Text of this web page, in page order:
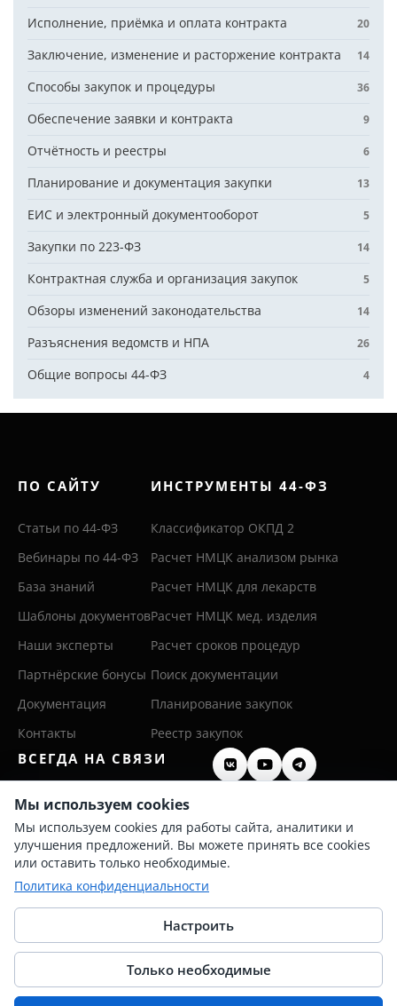
Исполнение, приёмка и оплата контракта 20
Заключение, изменение и расторжение контракта 14
Способы закупок и процедуры 36
Обеспечение заявки и контракта 9
Отчётность и реестры 6
Планирование и документация закупки 13
ЕИС и электронный документооборот 5
Закупки по 223-ФЗ 14
Контрактная служба и организация закупок 5
Обзоры изменений законодательства 14
Разъяснения ведомств и НПА 26
Общие вопросы 44-ФЗ 4
ПО САЙТУ
Статьи по 44-ФЗ
Вебинары по 44-ФЗ
База знаний
Шаблоны документов
Наши эксперты
Партнёрские бонусы
Документация
Контакты
ИНСТРУМЕНТЫ 44-ФЗ
Классификатор ОКПД 2
Расчет НМЦК анализом рынка
Расчет НМЦК для лекарств
Расчет НМЦК мед. изделия
Расчет сроков процедур
Поиск документации
Планирование закупок
Реестр закупок
ВСЕГДА НА СВЯЗИ
8 (800) 600 26 50
8 (342) 255 36 00
info@persis.ru
Политика конфиденциальности
Согласие на обработку ПД
Мы используем cookies
Мы используем cookies для работы сайта, аналитики и
улучшения предложений. Вы можете принять все cookies
или оставить только необходимые.
Политика конфиденциальности
Настроить
Только необходимые